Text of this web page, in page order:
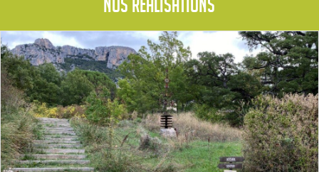
Nos réalisations